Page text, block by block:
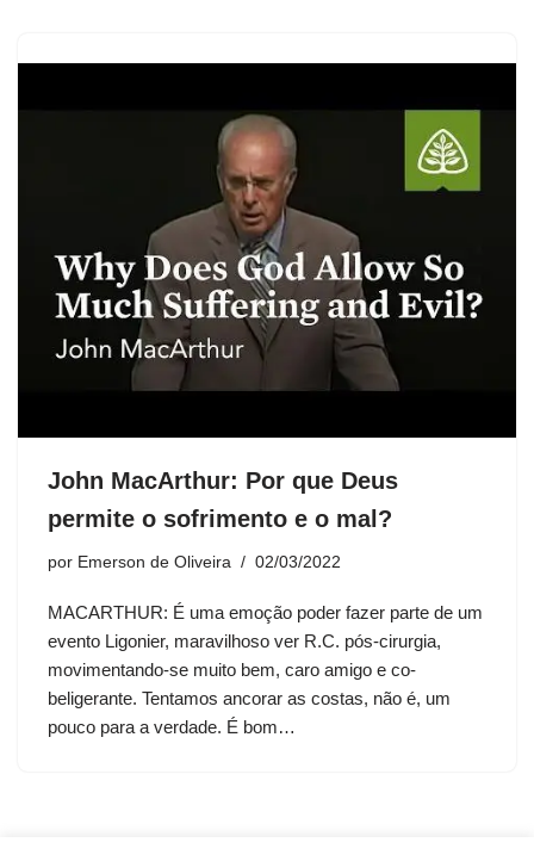
John MacArthur: Por que Deus
permite o sofrimento e o mal?
por Emerson de Oliveira 02/03/2022
MACARTHUR: É uma emoção poder fazer parte de um
evento Ligonier, maravilhoso ver R.C. pós-cirurgia,
movimentando-se muito bem, caro amigo e co-
beligerante. Tentamos ancorar as costas, não é, um
pouco para a verdade. É bom…